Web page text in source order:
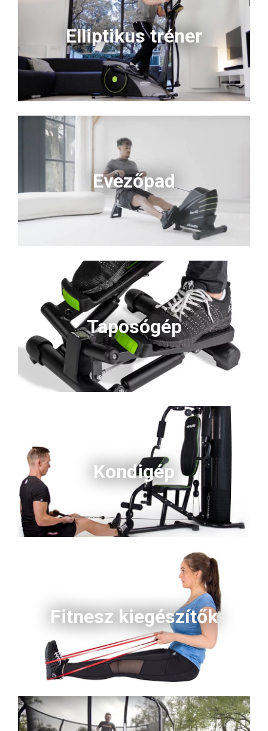
Elliptikus tréner
Evezőpad
Taposógép
Kondigép
Fitnesz kiegészítők